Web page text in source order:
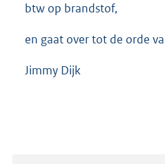
btw op brandstof,
en gaat over tot de orde
Jimmy Dijk